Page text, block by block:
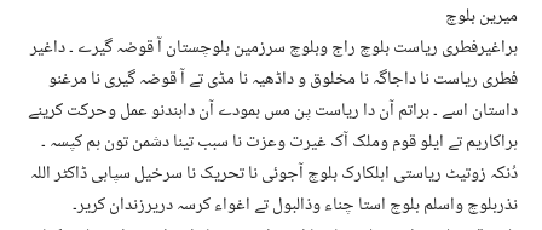
میرین بلوچ
ہراغیرفطری ریاست بلوچ راج وبلوچ سرزمین بلوچستان آ قوضہ گیرے ۔ داغیر
فطری ریاست نا داجاگہ نا مخلوق و داڈھیہ نا مڈی تے آ قوضہ گیری نا مرغنو
داستان اسے ۔ ہراتم آن دا ریاست پن مس ہمودے آن داہندنو عمل وحرکت کرینے
ہراکاریم تے ایلو قوم وملک آک غیرت وعزت نا سبب تینا دشمن تون ہم کپسہ ۔
دُنکہ زوتیٹ ریاستی اہلکارک بلوچ آجوئی نا تحریک نا سرخیل سپاہی ڈاکٹر اللہ
نذربلوچ واسلم بلوچ استا چناء وذالبول تے اغواء کرسہ دریرزندان کریر۔